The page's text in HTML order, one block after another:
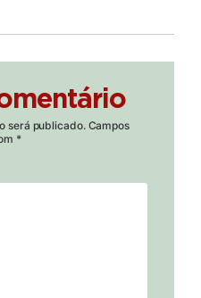
será publicado. Campos
*